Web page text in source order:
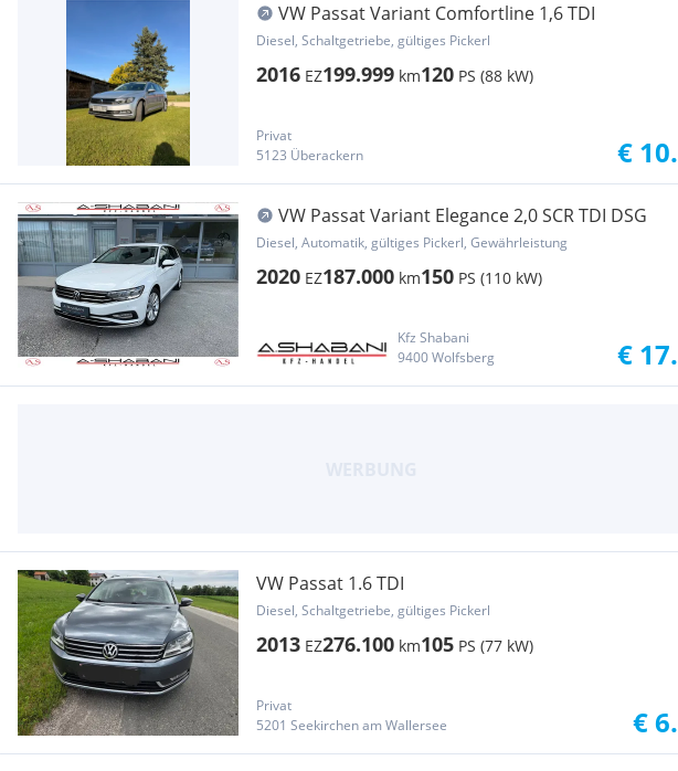
VW Passat Variant Comfortline 1,6 TDI
Diesel, Schaltgetriebe, gültiges Pickerl
2016 EZ199.999 km120 PS (88 kW)
Privat
5123 Überackern
€
VW Passat Variant Elegance 2,0 SCR TDI DSG
Diesel, Automatik, gültiges Pickerl, Gewährleistung
2020 EZ187.000 km150 PS (110 kW)
Kfz Shabani
9400 Wolfsberg
€
VW Passat 1.6 TDI
Diesel, Schaltgetriebe, gültiges Pickerl
2013 EZ276.100 km105 PS (77 kW)
Privat
5201 Seekirchen am Wallersee
€